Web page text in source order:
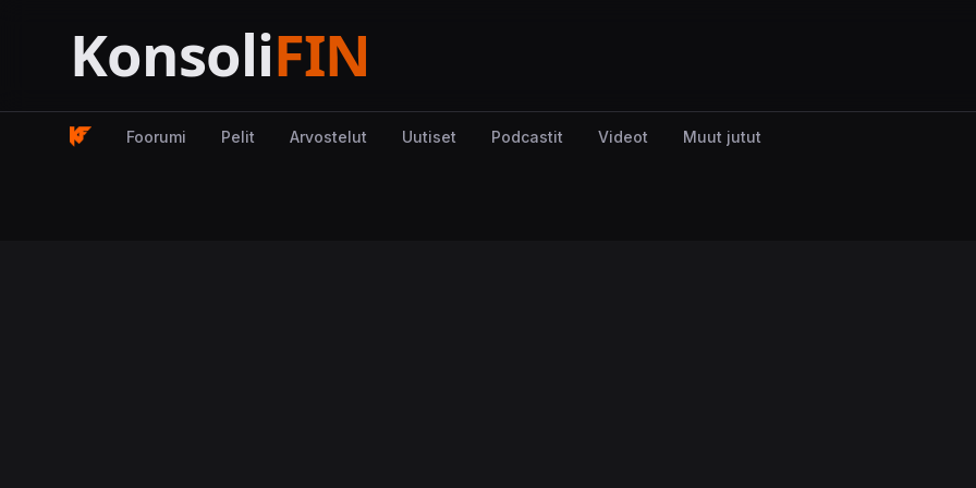
Foorumi Pelit Arvostelut Uutiset Podcastit Videot Muut jutut